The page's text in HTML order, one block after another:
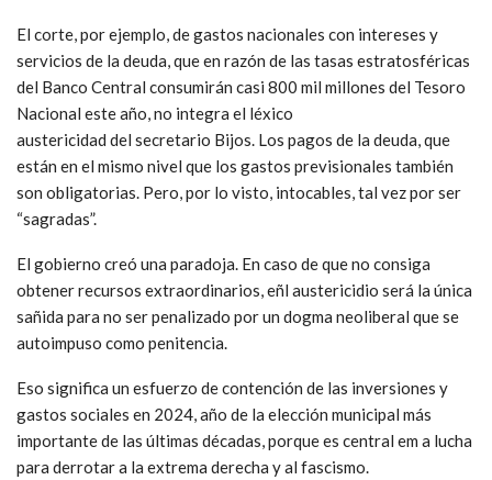
El corte, por ejemplo, de gastos nacionales con intereses y
servicios de la deuda, que en razón de las tasas estratosféricas
del Banco Central consumirán casi 800 mil millones del Tesoro
Nacional este año, no integra el léxico
austericidad del secretario Bijos. Los pagos de la deuda, que
están en el mismo nivel que los gastos previsionales también
son obligatorias. Pero, por lo visto, intocables, tal vez por ser
“sagradas”.
El gobierno creó una paradoja. En caso de que no consiga
obtener recursos extraordinarios, eñl austericidio será la única
sañida para no ser penalizado por un dogma neoliberal que se
autoimpuso como penitencia.
Eso significa un esfuerzo de contención de las inversiones y
gastos sociales en 2024, año de la elección municipal más
importante de las últimas décadas, porque es central em a lucha
para derrotar a la extrema derecha y al fascismo.